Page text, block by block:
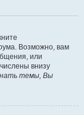
Возможно, вам
или
внизу
темы, Вы